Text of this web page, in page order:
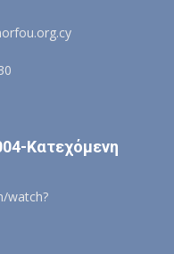
Κατεχόμενη
watch?